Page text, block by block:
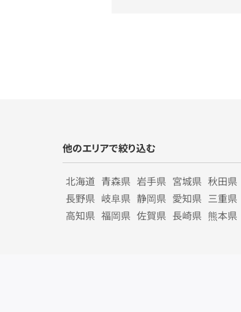
他のエリアで絞り込む
北海道 青森県 岩手県 宮城県 秋田県
長野県 岐阜県 静岡県 愛知県 三重県
高知県 福岡県 佐賀県 長崎県 熊本県